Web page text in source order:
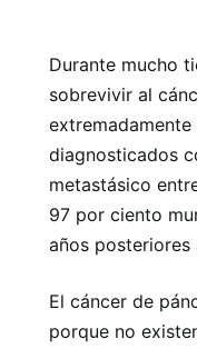
Durante mucho
sobrevivir al
diagnosticados
metastásico
97 por ciento
años
El cáncer de
porque no